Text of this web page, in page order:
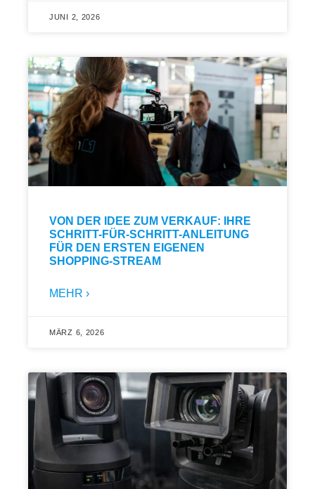
JUNI 2, 2026
VON DER IDEE ZUM VERKAUF: IHRE
SCHRITT-FÜR-SCHRITT-ANLEITUNG
FÜR DEN ERSTEN EIGENEN
SHOPPING-STREAM
MEHR ›
MÄRZ 6, 2026